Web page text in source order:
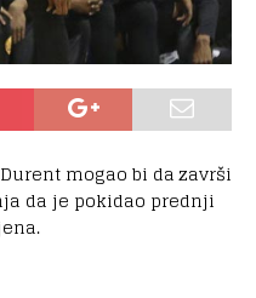
mogao bi da završi
da je pokidao prednji